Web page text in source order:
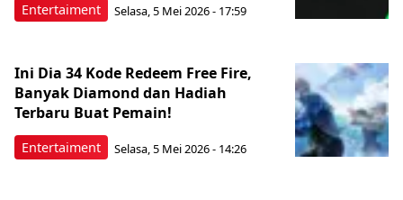
Entertaiment Selasa, 5 Mei 2026 - 17:59
Entertaiment
Ini Dia 34 Kode Redeem Free Fire,
Banyak Diamond dan Hadiah
Terbaru Buat Pemain!
Selasa, 5 Mei 2026 - 14:26